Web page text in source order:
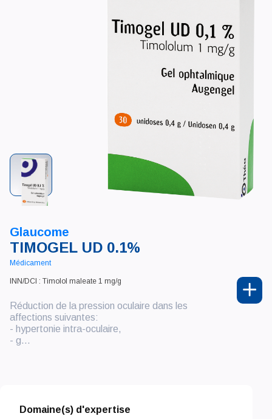
Glaucome
TIMOGEL UD 0.1%
Médicament
INN/DCI : Timolol maleate 1 mg/g
Réduction de la pression oculaire dans les
affections suivantes:
- hypertonie intra-oculaire,
- g...
Domaine(s) d'expertise